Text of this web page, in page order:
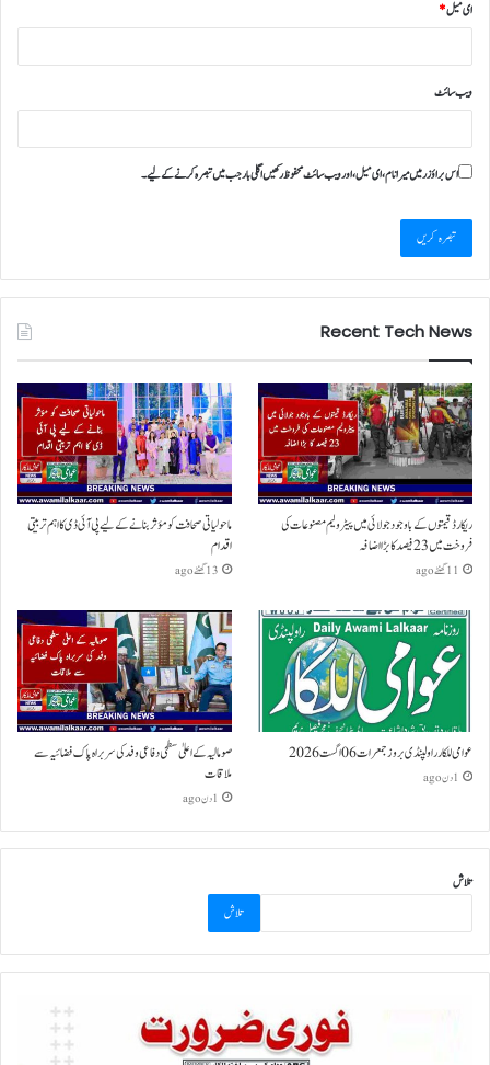
ای میل*
ویب‌ سائٹ
اس براؤزر میں میرا نام، ای میل، اور ویب سائٹ محفوظ رکھیں اگلی بار جب میں تبصرہ کرنے کےلیے۔
Recent Tech News
ریکارڈ قیمتوں کے باوجود جولائی میں پیٹرولیم مصنوعات کی
فروخت میں 23 فیصد کا بڑا اضافہ
11 گھنٹے ago
ماحولیاتی صحافت کو مؤثر بنانے کے لیے پی آئی ڈی کا اہم تربیتی
اقدام
13 گھنٹے ago
عوامی للکار راولپنڈی بروز جمعرات 06 اگست 2026
1 دن ago
صومالیہ کے اعلیٰ سطحی دفاعی وفد کی سربراہ پاک فضائیہ سے
ملاقات
1 دن ago
تلاش
تلاش